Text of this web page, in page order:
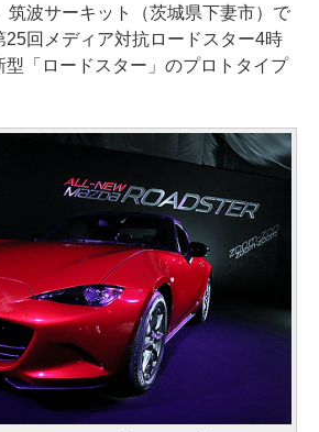
波サーキット（茨城県下妻市）で
25回メディア対抗ロードスター4時
型「ロードスター」のプロトタイプ